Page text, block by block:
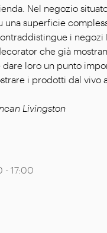
Nel negozio
una superficie
i negozi
che già
loro un punto
i prodotti dal vivo
Livingston
- 17:00